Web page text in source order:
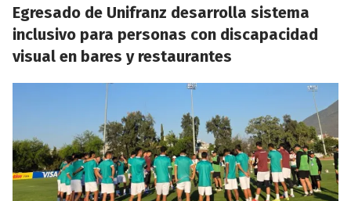
Egresado de Unifranz desarrolla sistema
inclusivo para personas con discapacidad
visual en bares y restaurantes